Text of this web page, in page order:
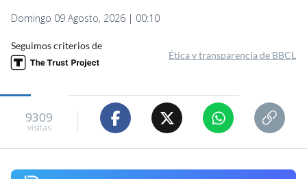
Domingo 09 Agosto, 2026 | 00:10
Seguimos criterios de
Ética y transparencia de BBCL
9309
visitas